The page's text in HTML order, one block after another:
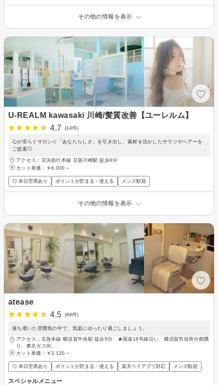
その他の情報を表示
U-REALM kawasaki 川崎/髪質改善【ユーレルム】
4.7
(14件)
心が安らぐサロン☆「あなたらしさ」を引き出し、素材を活かしたサラツヤヘアーを
ご提案◎
アクセス：京浜急行本線 京急川崎駅 徒歩6分
カット単価： ￥6,000～
◎ 本日空席あり ポイントが貯まる・使える メンズ歓迎
その他の情報を表示
atease
4.5
(69件)
落ち着いた雰囲気の中で、気楽にゆったり過ごしましょう。
アクセス：京急本線 横須賀中央駅 徒歩5分 ★国道16号線沿い、横須賀市役所分館隣
り、東京ガス向。
カット単価： ￥3,120～
◎ 本日空席あり ポイントが貯まる・使える 楽天ペイアプリ対応 メンズ歓迎
スペシャルメニュー